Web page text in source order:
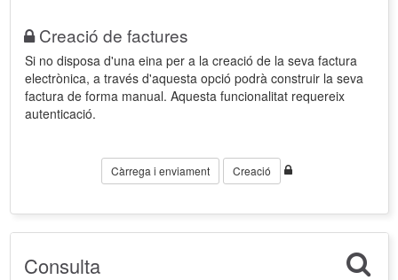
Creació de factures
Si no disposa d'una eina per a la creació de la seva factura
electrònica, a través d'aquesta opció podrà construir la seva
factura de forma manual. Aquesta funcionalitat requereix
autenticació.
Càrrega i enviament Creació
Consulta